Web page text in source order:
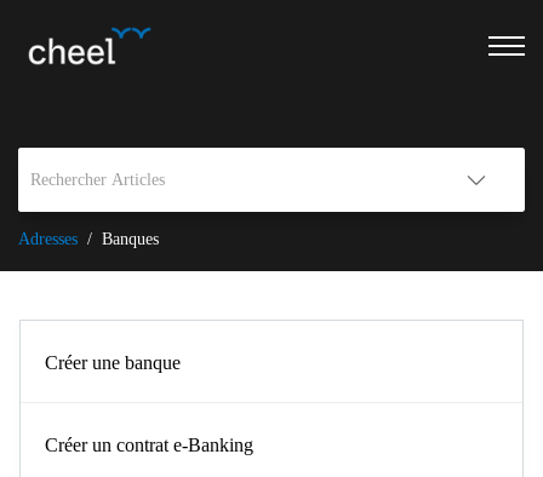
Adresses Banques
Créer une banque
Créer un contrat e-Banking